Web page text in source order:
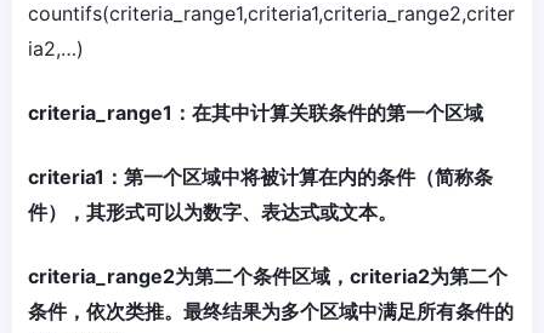
countifs(criteria_range1,criteria1,criteria_range2,criter
ia2,…)
criteria_range1：在其中计算关联条件的第一个区域
criteria1：第一个区域中将被计算在内的条件（简称条
件），其形式可以为数字、表达式或文本。
criteria_range2为第二个条件区域，criteria2为第二个
条件，依次类推。最终结果为多个区域中满足所有条件的